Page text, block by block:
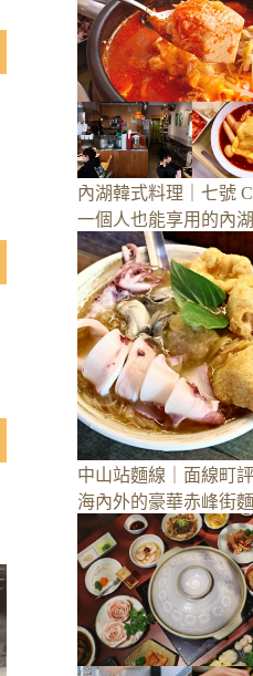
內湖韓式料理｜七號
一個人也能享用的內
中山站麵線｜面線町
海內外的豪華赤峰街